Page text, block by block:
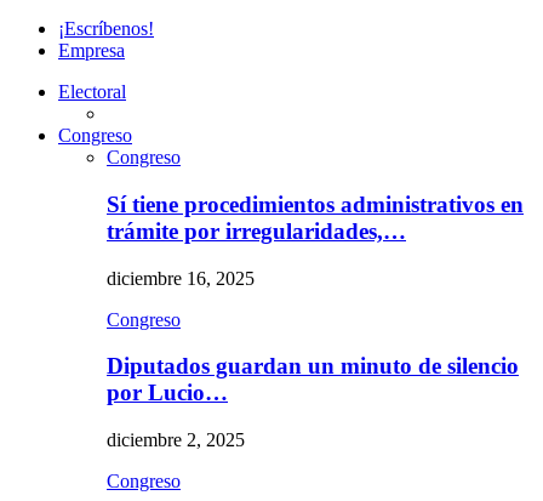
¡Escríbenos!
Empresa
Electoral
Congreso
Congreso
Sí tiene procedimientos administrativos en
trámite por irregularidades,…
diciembre 16, 2025
Congreso
Diputados guardan un minuto de silencio
por Lucio…
diciembre 2, 2025
Congreso